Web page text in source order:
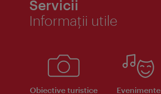
Servicii
Informaţii utile
Obiective turistice
Evenimente